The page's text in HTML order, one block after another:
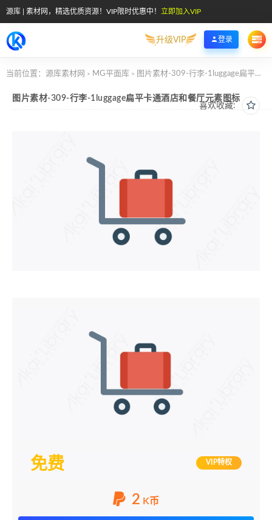
源库 | 素材网，精选优质资源！VIP限时优惠中！ 立即加入VIP
升级VIP 登录
当前位置： 源库素材网 > MG平面库 > 图片素材-309-行李-1luggage扁平卡通酒店和餐厅元素图标
喜欢收藏:
图片素材-309-行李-1luggage扁平卡通酒店和餐厅元素图标
免费 VIP特权
2 K币